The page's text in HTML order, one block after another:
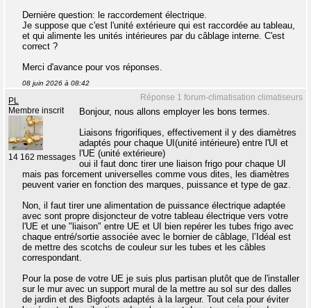
Dernière question: le raccordement électrique.
Je suppose que c'est l'unité extérieure qui est raccordée au tableau,
et qui alimente les unités intérieures par du câblage interne. C'est
correct ?
Merci d'avance pour vos réponses.
08 juin 2026 à 08:42
Réponse 1 forum-climatisation climatiseurs
PL
Membre inscrit
14 162 messages
Bonjour, nous allons employer les bons termes.
Liaisons frigorifiques, effectivement il y des diamètres
adaptés pour chaque UI(unité intérieure) entre l'UI et
l'UE (unité extérieure)
oui il faut donc tirer une liaison frigo pour chaque UI
mais pas forcement universelles comme vous dites, les diamètres
peuvent varier en fonction des marques, puissance et type de gaz.
Non, il faut tirer une alimentation de puissance électrique adaptée
avec sont propre disjoncteur de votre tableau électrique vers votre
l'UE et une "liaison" entre UE et UI bien repérer les tubes frigo avec
chaque entré/sortie associée avec le bornier de câblage, l’Idéal est
de mettre des scotchs de couleur sur les tubes et les câbles
correspondant.
Pour la pose de votre UE je suis plus partisan plutôt que de l'installer
sur le mur avec un support mural de la mettre au sol sur des dalles
de jardin et des Bigfoots adaptés à la largeur. Tout cela pour éviter